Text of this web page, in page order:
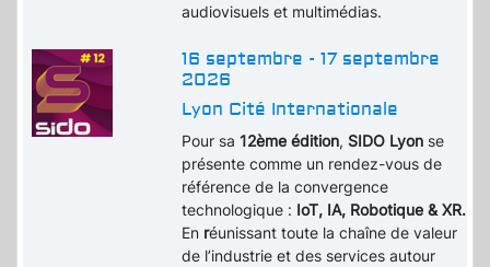
audiovisuels et multimédias.
16 septembre - 17 septembre
2026
Lyon Cité Internationale
Pour sa12ème édition, SIDO Lyon se
présente comme un rendez-vous de
référence de la convergence
technologique : IoT, IA, Robotique & XR.
En réunissant toute la chaîne de valeur
de l’industrie et des services autour